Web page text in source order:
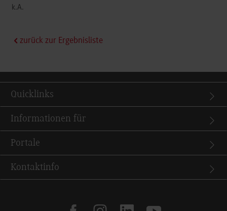
k.A.
zurück zur Ergebnisliste
Quicklinks
Informationen für
Portale
Kontaktinfo